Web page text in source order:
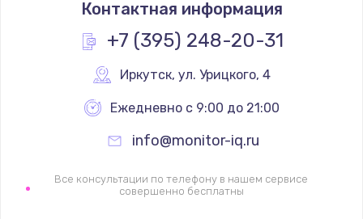
Не сопряжается с устройством
900 руб.
Заказать
Помехи и искажение звука
900 руб.
Контактная информация
+7 (395) 248-20-31
Иркутск, ул. Урицкого, 4
Ежедневно с 9:00 до 21:00
info@monitor-iq.ru
Все консультации по телефону в нашем сервисе
совершенно бесплатны